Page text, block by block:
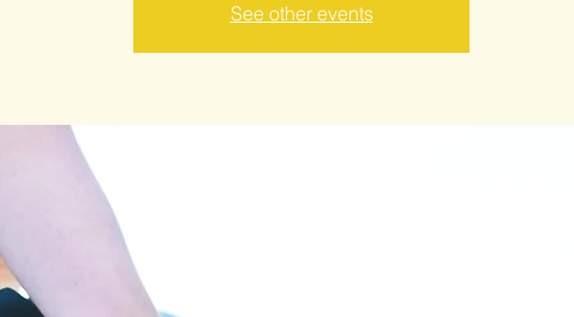
See other events